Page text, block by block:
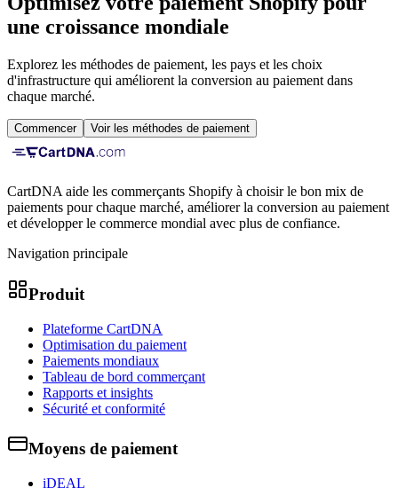
une croissance mondiale
Explorez les méthodes de paiement, les pays et les choix
d'infrastructure qui améliorent la conversion au paiement dans
chaque marché.
Commencer Voir les méthodes de paiement
CartDNA aide les commerçants Shopify à choisir le bon mix de
paiements pour chaque marché, améliorer la conversion au paiement
et développer le commerce mondial avec plus de confiance.
Navigation principale
Produit
Plateforme CartDNA
Optimisation du paiement
Paiements mondiaux
Tableau de bord commerçant
Rapports et insights
Sécurité et conformité
Moyens de paiement
iDEAL